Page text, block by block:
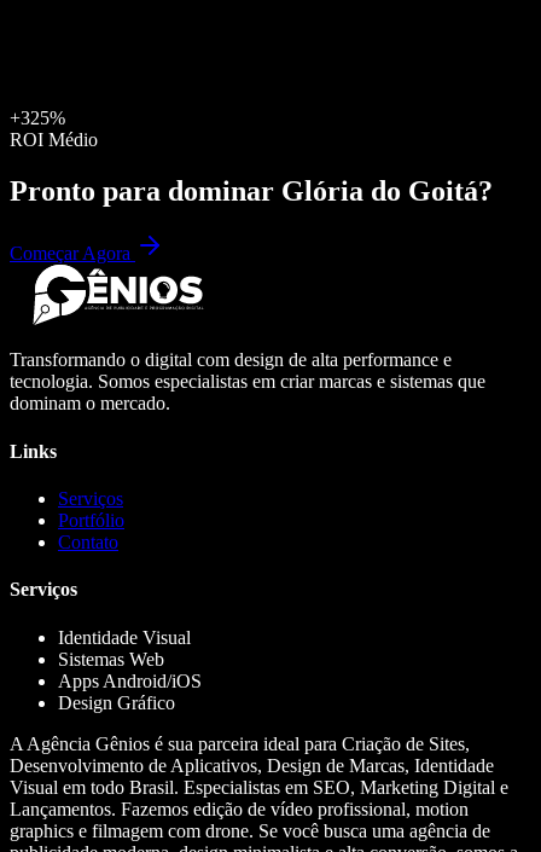
+325%
ROI Médio
Pronto para dominar Glória do Goitá?
Começar Agora
Transformando o digital com design de alta performance e
tecnologia. Somos especialistas em criar marcas e sistemas que
dominam o mercado.
Links
Serviços
Portfólio
Contato
Serviços
Identidade Visual
Sistemas Web
Apps Android/iOS
Design Gráfico
A Agência Gênios é sua parceira ideal para Criação de Sites,
Desenvolvimento de Aplicativos, Design de Marcas, Identidade
Visual em todo Brasil. Especialistas em SEO, Marketing Digital e
Lançamentos. Fazemos edição de vídeo profissional, motion
graphics e filmagem com drone. Se você busca uma agência de